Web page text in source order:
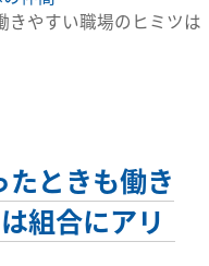
きやすい職場のヒミツは
ときも働き
組合にアリ